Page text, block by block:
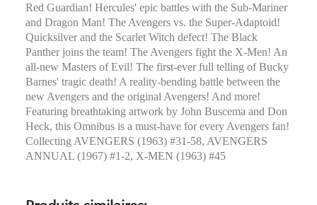
Red Guardian! Hercules' epic battles with the Sub-Mariner
and Dragon Man! The Avengers vs. the Super-Adaptoid!
Quicksilver and the Scarlet Witch defect! The Black
Panther joins the team! The Avengers fight the X-Men! An
all-new Masters of Evil! The first-ever full telling of Bucky
Barnes' tragic death! A reality-bending battle between the
new Avengers and the original Avengers! And more!
Featuring breathtaking artwork by John Buscema and Don
Heck, this Omnibus is a must-have for every Avengers fan!
Collecting AVENGERS (1963) #31-58, AVENGERS
ANNUAL (1967) #1-2, X-MEN (1963) #45